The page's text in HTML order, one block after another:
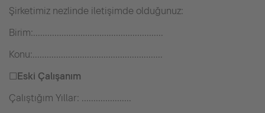
Şirketimiz nezlinde iletişimde olduğunuz:
Birim:.......................................................
Konu:.......................................................
☐Eski Çalışanım
Çalıştığım Yıllar: .....................